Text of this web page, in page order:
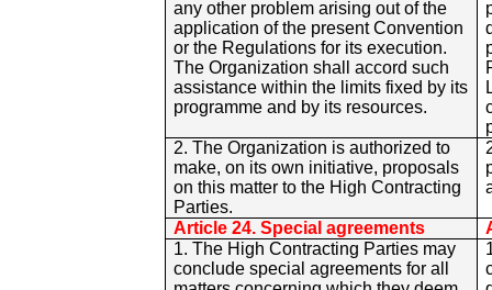
any other problem arising out of the
application of the present Convention
or the Regulations for its execution.
The Organization shall accord such
assistance within the limits fixed by its
programme and by its resources.
2. The Organization is authorized to
make, on its own initiative, proposals
on this matter to the High Contracting
Parties.
Article 24. Special agreements
1. The High Contracting Parties may
conclude special agreements for all